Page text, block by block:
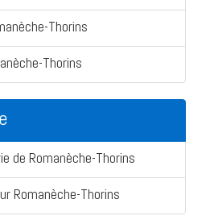
Thorins
Thorins
de Romanèche-Thorins
Romanèche-Thorins